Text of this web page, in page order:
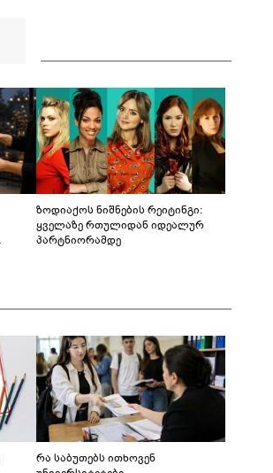
ვიცი
ზოდიაქოს ნიშნების რეიტინგი:
ყველაზე რთულიდან იდეალურ
პარტნიორამდე
რა საბუთებს ითხოვენ